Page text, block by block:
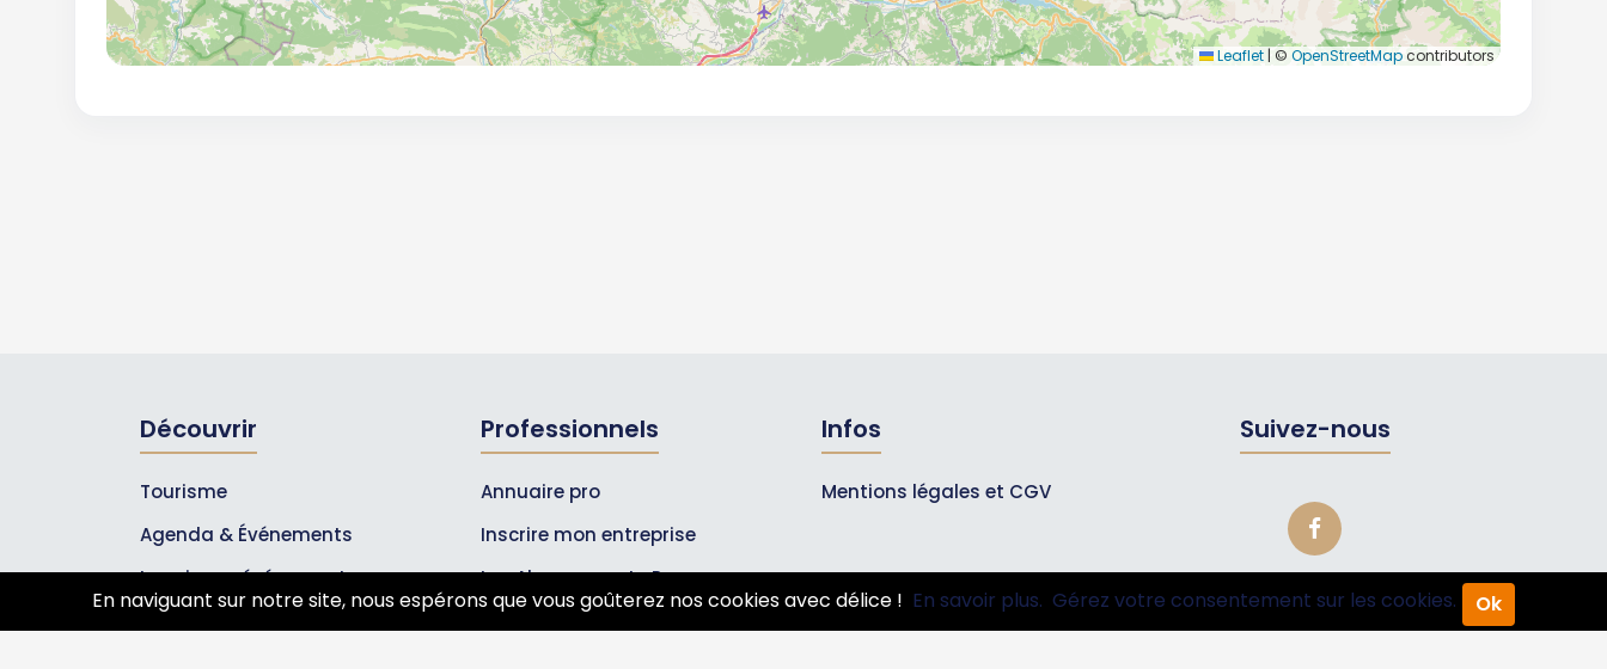
Leaflet | © OpenStreetMapcontributors
Découvrir
Tourisme
Agenda & Événements
Inscrire un événement
Professionnels
Annuaire pro
Inscrire mon entreprise
Les Abonnements Pros
Infos
Mentions légales et CGV
Suivez-nous
En naviguant sur notre site, nous espérons que vous goûterez nos cookies avec délice ! En savoir plus. Gérez votre consentement sur les cookies. Ok